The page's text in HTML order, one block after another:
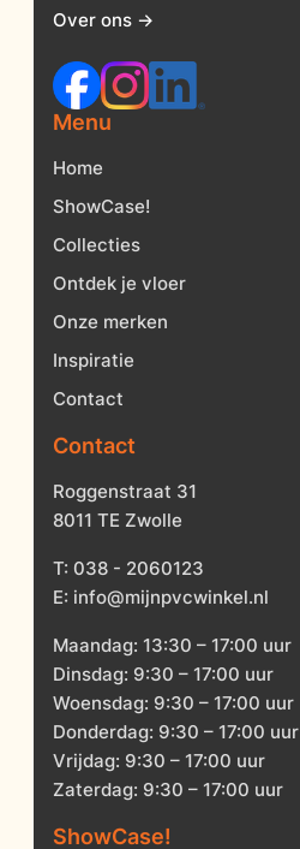
Over ons →
Menu
Home
ShowCase!
Collecties
Ontdek je vloer
Onze merken
Inspiratie
Contact
Contact
Roggenstraat 31
8011 TE Zwolle
T: 038 - 2060123
E: info@mijnpvcwinkel.nl
Maandag: 13:30 – 17:00 uur
Dinsdag: 9:30 – 17:00 uur
Woensdag: 9:30 – 17:00 uur
Donderdag: 9:30 – 17:00 uur
Vrijdag: 9:30 – 17:00 uur
Zaterdag: 9:30 – 17:00 uur
ShowCase!